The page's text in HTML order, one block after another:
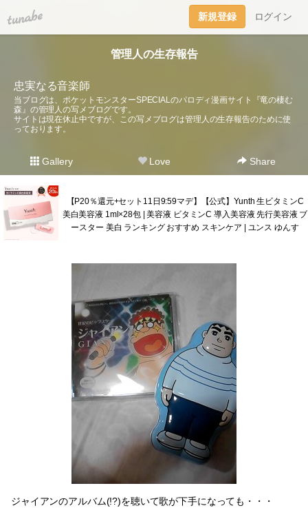
tuna.be 新規登録 ログイン
管理人の生存報告
忠実なる音楽師
当ブログは、ポケットモンスターSPECIALのパロディ漫画サイト『竜の棲む
森』の管理人の写メブログです。
サイトは現在休止中ですが、この写メブログは管理人の生存報告のために使
っております。
Gallery Love Share
【P20％還元+セット11日9:59マデ】【公式】Yunth 生ビタミンC
美白美容液 1ml×28包 | 美容液 ビタミンC 導入美容液 先行美容液 ブ
ースター 美白 ランキング おすすめ スキンケア | ユンス ゆんす
ジャイアンのアルバム(!?)を聴いて歌が下手になっても・・・